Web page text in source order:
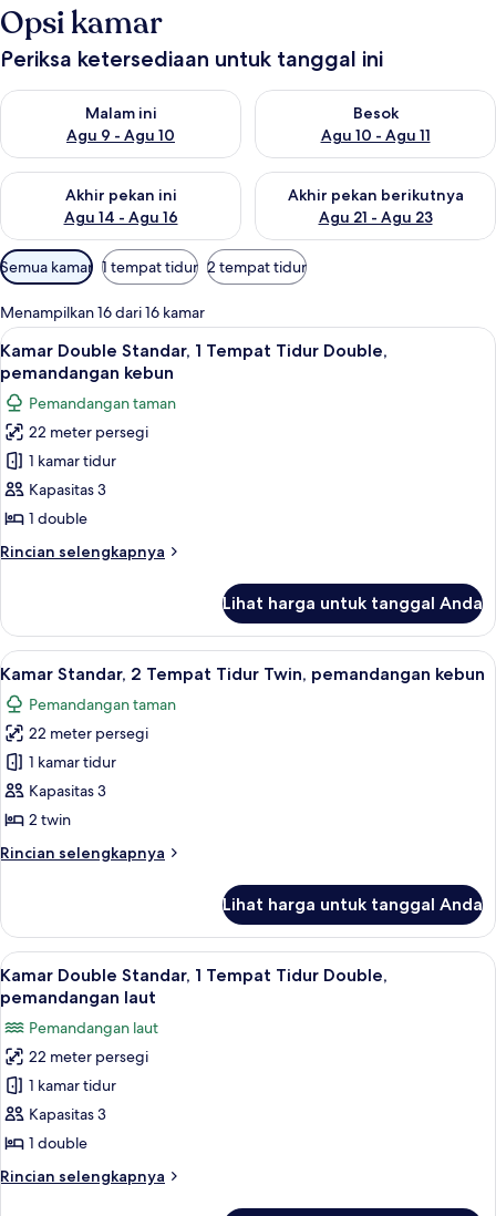
Opsi kamar
Periksa ketersediaan untuk tanggal ini
Malam ini
Agu 9 - Agu 10
Periksa ketersediaan untuk malam ini Agu 9 - Agu 10
Besok
Agu 10 - Agu 11
Periksa ketersediaan untuk
Akhir pekan ini
Agu 14 - Agu 16
Periksa ketersediaan untuk akhir pekan ini Agu 14 - Agu 16
Akhir pekan berikutnya
Agu 21 - Agu 23
Periksa ketersediaan untuk
Filter
tersedia
untuk
kamar
Semua kamar 1 tempat tidur 2 tempat tidur
Menampilkan 16 dari 16 kamar
Lihat
semua
foto
untuk
Kamar
Double
Standar,
1
Tempat
Tidur
pemandangan
kebun
Kamar Double Standar, 1 Tempat
11
Kamar Double Standar, 1 Tempat Tidur Double,
pemandangan kebun
Pemandangan taman
22 meter persegi
1 kamar tidur
Kapasitas 3
1 double
Rincian selengkapnya
Rincian
Kamar
Double
Standar,
Tempat
Tidur
Double,
pemandangan
kebun
Lihat harga untuk tanggal Anda
Lihat
semua
foto
untuk
Kamar
Standar,
2
Tidur
kebun
Minibar, brankas, setrika/meja
12
Kamar Standar, 2 Tempat Tidur Twin, pemandangan kebun
Pemandangan taman
22 meter persegi
1 kamar tidur
Kapasitas 3
2 twin
Rincian selengkapnya
Rincian
Kamar
Standar,
2
Tempat
Tidur
Twin,
pemandangan
kebun
Lihat harga untuk tanggal Anda
Lihat
semua
foto
untuk
Kamar
Double
Standar,
1
Tempat
Tidur
Minibar, brankas, setrika/meja
18
Kamar Double Standar, 1 Tempat Tidur Double,
pemandangan laut
Pemandangan laut
22 meter persegi
1 kamar tidur
Kapasitas 3
1 double
Rincian selengkapnya
Rincian